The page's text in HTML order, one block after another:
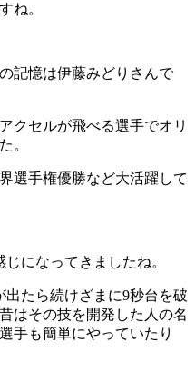
ね。
記憶は伊藤みどりさんで
クセルが飛べる選手でオリ
。
選手権優勝など大活躍して
になってきましたね。
たら続けざまに9秒台を破
はその技を開発した人の名
手も簡単にやっていたり